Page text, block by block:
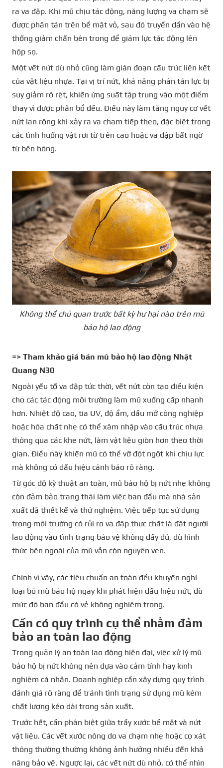
ra va đập. Khi mũ chịu tác động, năng lượng va chạm sẽ
được phân tán trên bề mặt vỏ, sau đó truyền dần vào hệ
thống giảm chấn bên trong để giảm lực tác động lên
hộp sọ.
Một vết nứt dù nhỏ cũng làm gián đoạn cấu trúc liên kết
của vật liệu nhựa. Tại vị trí nứt, khả năng phân tán lực bị
suy giảm rõ rệt, khiến ứng suất tập trung vào một điểm
thay vì được phân bổ đều. Điều này làm tăng nguy cơ vết
nứt lan rộng khi xảy ra va chạm tiếp theo, đặc biệt trong
các tình huống vật rơi từ trên cao hoặc va đập bất ngờ
từ bên hông.
Không thể chủ quan trước bất kỳ hư hại nào trên mũ
bảo hộ lao động
=> Tham khảo giá bán mũ bảo hộ lao động Nhật
Quang N30
Ngoài yếu tố va đập tức thời, vết nứt còn tạo điều kiện
cho các tác động môi trường làm mũ xuống cấp nhanh
hơn. Nhiệt độ cao, tia UV, độ ẩm, dầu mỡ công nghiệp
hoặc hóa chất nhẹ có thể xâm nhập vào cấu trúc nhựa
thông qua các khe nứt, làm vật liệu giòn hơn theo thời
gian. Điều này khiến mũ có thể vỡ đột ngột khi chịu lực
mà không có dấu hiệu cảnh báo rõ ràng.
Từ góc độ kỹ thuật an toàn, mũ bảo hộ bị nứt nhẹ không
còn đảm bảo trạng thái làm việc ban đầu mà nhà sản
xuất đã thiết kế và thử nghiệm. Việc tiếp tục sử dụng
trong môi trường có rủi ro va đập thực chất là đặt người
lao động vào tình trạng bảo vệ không đầy đủ, dù hình
thức bên ngoài của mũ vẫn còn nguyên vẹn.
Chính vì vậy, các tiêu chuẩn an toàn đều khuyến nghị
loại bỏ mũ bảo hộ ngay khi phát hiện dấu hiệu nứt, dù
mức độ ban đầu có vẻ không nghiêm trọng.
Cần có quy trình cụ thể nhằm đảm
bảo an toàn lao động
Trong quản lý an toàn lao động hiện đại, việc xử lý mũ
bảo hộ bị nứt không nên dựa vào cảm tính hay kinh
nghiệm cá nhân. Doanh nghiệp cần xây dựng quy trình
đánh giá rõ ràng để tránh tình trạng sử dụng mũ kém
chất lượng kéo dài trong sản xuất.
Trước hết, cần phân biệt giữa trầy xước bề mặt và nứt
vật liệu. Các vết xước nông do va chạm nhẹ hoặc cọ xát
thông thường thường không ảnh hưởng nhiều đến khả
năng bảo vệ. Ngược lại, các vết nứt dù nhỏ, có thể nhìn